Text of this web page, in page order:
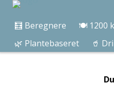
🧮 Beregnere 🍽️ 1200
🌿 Plantebaseret
🥤